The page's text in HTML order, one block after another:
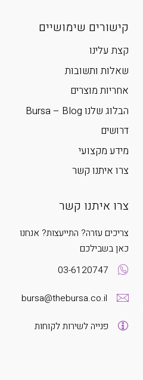
קישורים שימושיים
קצת עלינו
שאלות ותשובות
אחריות מוצרים
הבלוג שלנו Bursa – Blog
דרושים
מידע מקצועי
צרו איתנו קשר
צרו איתנו קשר
צריכים עזרה? התייעצות? אנחנו
כאן בשבילכם
03-6120747
bursa@thebursa.co.il
פנייה לשירות לקוחות